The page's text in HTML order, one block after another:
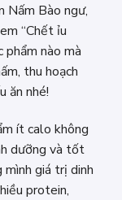
Nấm Bào ngư,
“Chết ỉu
phẩm nào mà
thu hoạch
ăn nhé!
ít calo không
dưỡng và tốt
mình giá trị dinh
protein,